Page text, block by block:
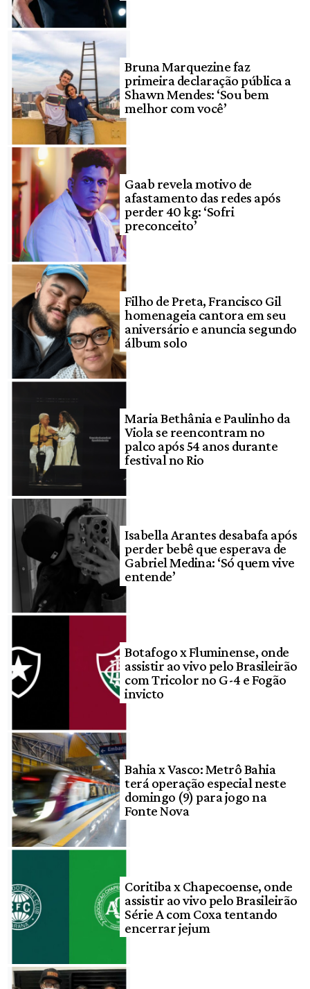
Bruna Marquezine faz
primeira declaração pública a
Shawn Mendes: ‘Sou bem
melhor com você’
Gaab revela motivo de
afastamento das redes após
perder 40 kg: ‘Sofri
preconceito’
Filho de Preta, Francisco Gil
homenageia cantora em seu
aniversário e anuncia segundo
álbum solo
Maria Bethânia e Paulinho da
Viola se reencontram no
palco após 54 anos durante
festival no Rio
Isabella Arantes desabafa após
perder bebê que esperava de
Gabriel Medina: ‘Só quem vive
entende’
Botafogo x Fluminense, onde
assistir ao vivo pelo Brasileirão
com Tricolor no G-4 e Fogão
invicto
Bahia x Vasco: Metrô Bahia
terá operação especial neste
domingo (9) para jogo na
Fonte Nova
Coritiba x Chapecoense, onde
assistir ao vivo pelo Brasileirão
Série A com Coxa tentando
encerrar jejum